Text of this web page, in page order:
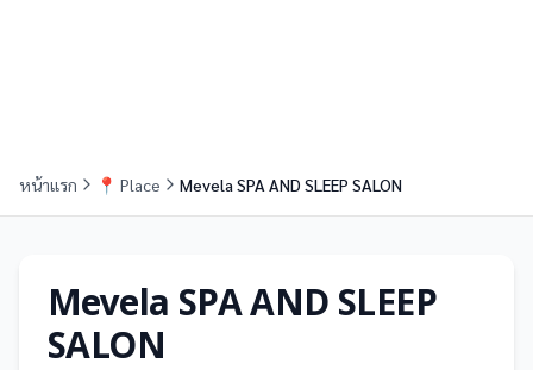
หน้าแรก 📍 Place Mevela SPA AND SLEEP SALON
Mevela SPA AND SLEEP
SALON